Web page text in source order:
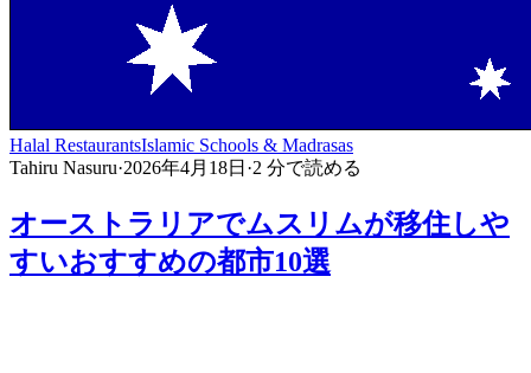
Halal RestaurantsIslamic Schools & Madrasas
Tahiru Nasuru·2026年4月18日 ·2 分で読める
オーストラリアでムスリムが移住しや
すいおすすめの都市10選